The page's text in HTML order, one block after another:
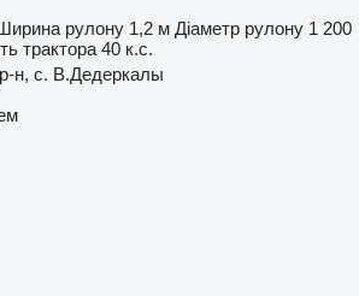
рулону 1,2 м Діаметр рулону 1 200
трактора 40 к.с.
н, с. В.Дедеркалы